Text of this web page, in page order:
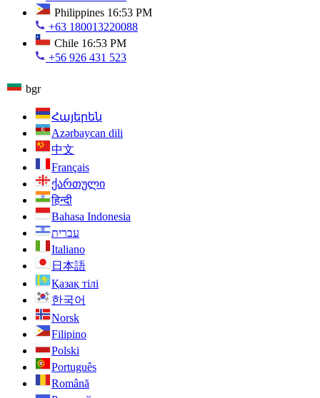
Philippines 16:53 PM
+63 180013220088
Chile 16:53 PM
+56 926 431 523
bgr
Հայերեն
Azərbaycan dili
中文
Français
ქართული
हिन्दी
Bahasa Indonesia
עברית
Italiano
日本語
Қазақ тілі
한국어
Norsk
Filipino
Polski
Português
Română